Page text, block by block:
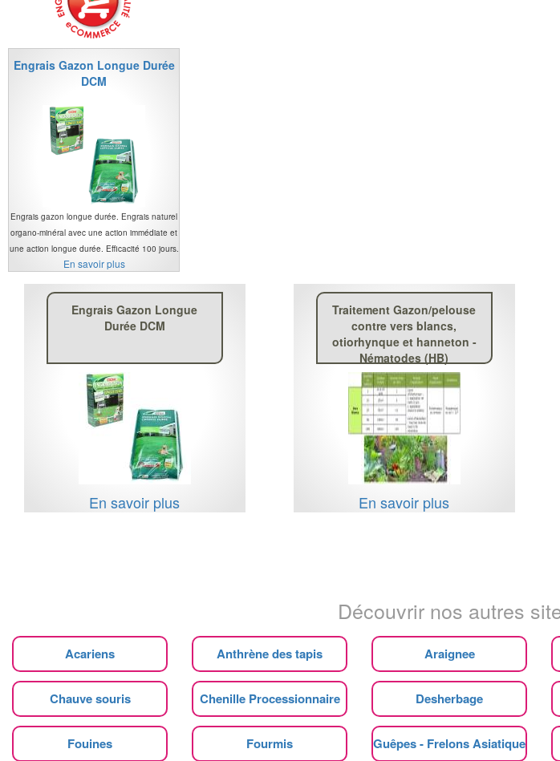
Engrais Gazon Longue Durée
DCM
Engrais gazon longue durée. Engrais naturel
organo-minéral avec une action immédiate et
une action longue durée. Efficacité 100 jours.
En savoir plus
Engrais Gazon Longue
Durée DCM
En savoir plus
Traitement Gazon/pelouse
contre vers blancs,
otiorhynque et hanneton -
Nématodes (HB)
En savoir plus
Découvrir nos autres
Acariens Anthrène des tapis Araignee
Chauve souris Chenille Processionnaire Desherbage
Fouines Fourmis Guêpes - Frelons Asiatique